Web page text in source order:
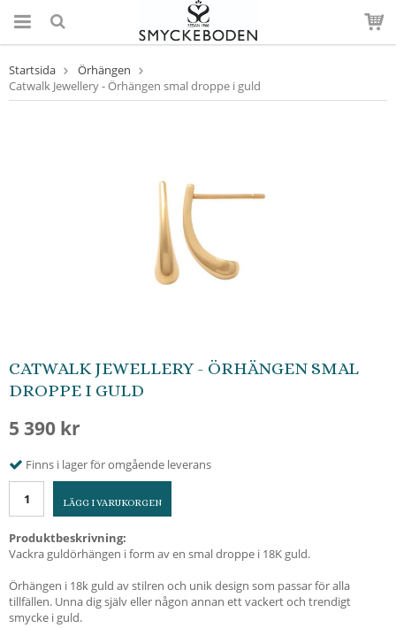
Startsida
Örhängen
Catwalk Jewellery - Örhängen smal droppe i guld
CATWALK JEWELLERY - ÖRHÄNGEN SMAL
DROPPE I GULD
5 390 kr
Finns i lager för omgående leverans
LÄGG I VARUKORGEN
Produktbeskrivning:
Vackra guldörhängen i form av en smal droppe i 18K guld.
Örhängen i 18k guld av stilren och unik design som passar för alla
tillfällen. Unna dig själv eller någon annan ett vackert och trendigt
smycke i guld.